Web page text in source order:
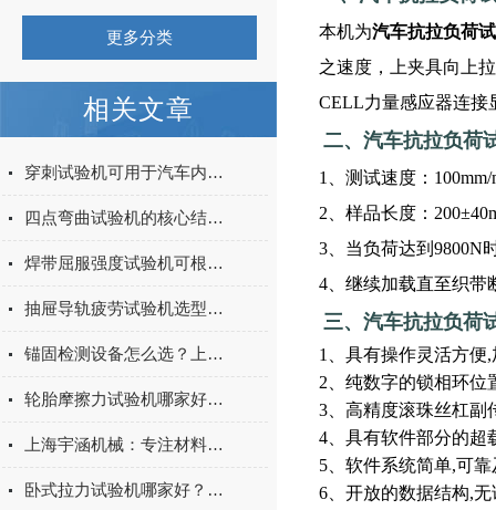
更多分类
相关文章
穿刺试验机可用于汽车内饰表皮、防撞缓冲材料得性能测试
四点弯曲试验机的核心结构与工作原理特点
焊带屈服强度试验机可根据不同标准和试验需求调整试验条件
抽屉导轨疲劳试验机选型指南：如何量化评估家具五金的耐用性
锚固检测设备怎么选？上海宇涵膨胀螺丝拉拔试验机品牌评测
轮胎摩擦力试验机哪家好？上海宇涵试验机综合评测
上海宇涵机械：专注材料力学检测，电池片拉力试验机助力光伏品质管控
卧式拉力试验机哪家好？2026年国产实力厂家实测推荐
本机为汽车抗拉负荷
之速度，上夹具向上
CELL力量感应器连接
二、 汽车抗拉负荷
1、测试速度：
2、样品长度：
3、当负荷达到
4、继续加载直至织带
三、 汽车抗拉负荷
1、具有操作灵活方便
2、纯数字的锁相环位
3、高精度滚珠丝杠副
4、具有软件部分的超
5、软件系统简单,可
6、开放的数据结构,